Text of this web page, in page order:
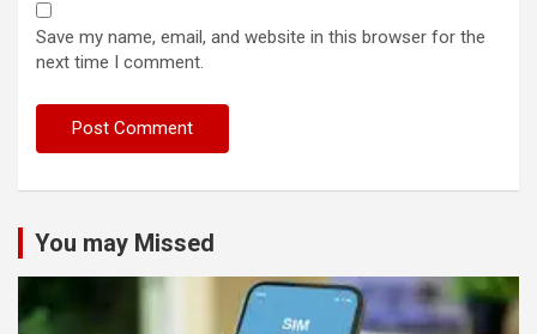
Save my name, email, and website in this browser for the
next time I comment.
You may Missed